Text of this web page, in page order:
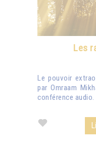
Les
Le pouvoir
par Omraam
conférence audio.